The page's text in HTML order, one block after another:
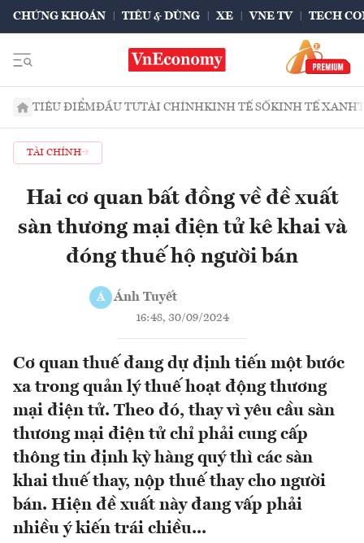
CHỨNG KHOÁN TIÊU & DÙNG XE VNE TV TECH
TIÊU ĐIỂMĐẦU TƯTÀI CHÍNHKINH TẾ SỐKINH TẾ XANH
TÀI CHÍNH
Hai cơ quan bất đồng về đề xuất
sàn thương mại điện tử kê khai và
đóng thuế hộ người bán
Á Ánh Tuyết
16:48, 30/09/2024
Cơ quan thuế đang dự định tiến một bước
xa trong quản lý thuế hoạt động thương
mại điện tử. Theo đó, thay vì yêu cầu sàn
thương mại điện tử chỉ phải cung cấp
thông tin định kỳ hàng quý thì các sàn
khai thuế thay, nộp thuế thay cho người
bán. Hiện đề xuất này đang vấp phải
nhiều ý kiến trái chiều...